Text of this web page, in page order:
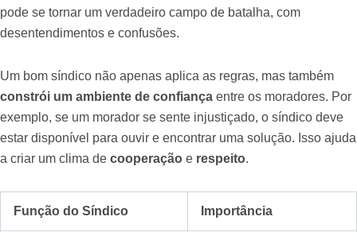
pode se tornar um verdadeiro campo de batalha, com
desentendimentos e confusões.
Um bom síndico não apenas aplica as regras, mas também
constrói um ambiente de confiança entre os moradores. Por
exemplo, se um morador se sente injustiçado, o síndico deve
estar disponível para ouvir e encontrar uma solução. Isso ajuda
a criar um clima de cooperação e respeito.
Função do Síndico Importância